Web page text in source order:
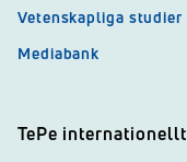
Vetenskapliga studier
Mediabank
TePe internationellt